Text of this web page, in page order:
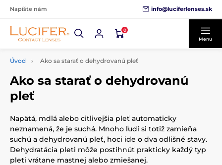
Napíšte nám info@luciferlenses.sk
0
Menu
Úvod Ako sa starať o dehydrovanú pleť
Ako sa starať o dehydrovanú
pleť
Napätá, mdlá alebo citlivejšia pleť automaticky
neznamená, že je suchá. Mnoho ľudí si totiž zamieňa
suchú a dehydrovanú pleť, hoci ide o dva odlišné stavy.
Dehydratácia pleti môže postihnúť prakticky každý typ
pleti vrátane mastnej alebo zmiešanej.